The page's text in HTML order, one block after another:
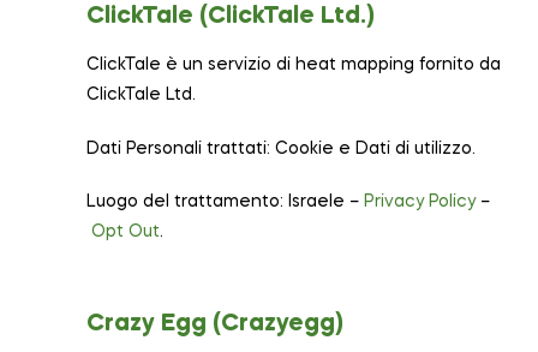
ClickTale (ClickTale Ltd.)
ClickTale è un servizio di heat mapping fornito da
ClickTale Ltd.
Dati Personali trattati: Cookie e Dati di utilizzo.
Luogo del trattamento: Israele – Privacy Policy–
Opt Out.
Crazy Egg (Crazyegg)